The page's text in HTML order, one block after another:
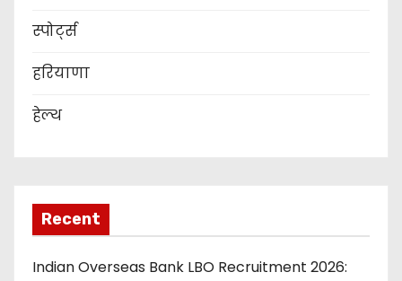
स्पोर्ट्स
हरियाणा
हेल्थ
Recent
Indian Overseas Bank LBO Recruitment 2026: